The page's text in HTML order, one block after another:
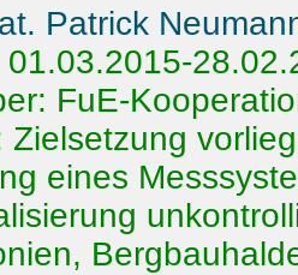
Patrick
01.03.2015-
FuE-
Zielsetzung
eines